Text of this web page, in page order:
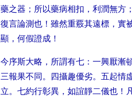
藥之器 ； 所以藥病相扣 ，利潤無方
復言論測也 ！雖然重覈其遠標 ，實
顯 ，何假證成 ！
今序斯大略 ， 所謂有七 ：一興厭漸
三報果不同 。 四攝趣優劣。五起情
立。七約行彰異 ，如誼靜二儀也 ！